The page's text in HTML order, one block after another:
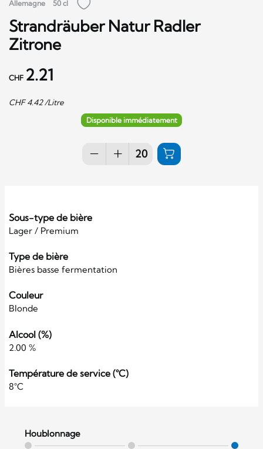
Allemagne 50 cl
Strandräuber Natur Radler
Zitrone
CHF 2.21
CHF4.42/Litre
Disponible immédiatement
Sous-type de bière
Lager / Premium
Type de bière
Bières basse fermentation
Couleur
Blonde
Alcool (%)
2.00 %
Température de service (°C)
8°C
Houblonnage